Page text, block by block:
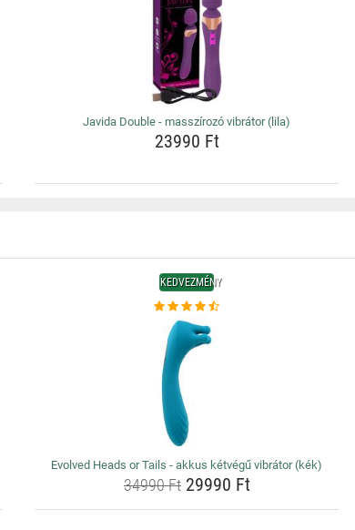
Javida Double - masszírozó vibrátor (lila)
23990 Ft
KEDVEZMÉNY
Evolved Heads or Tails - akkus kétvégű vibrátor (kék)
34990 Ft29990 Ft